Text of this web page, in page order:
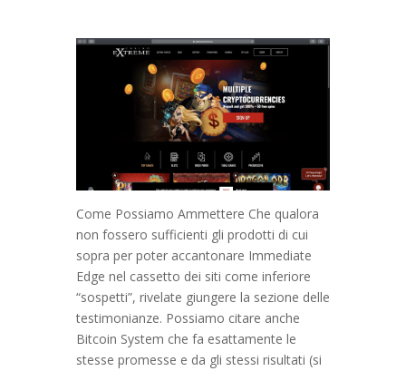
Come Possiamo Ammettere Che qualora
non fossero sufficienti gli prodotti di cui
sopra per poter accantonare Immediate
Edge nel cassetto dei siti come inferiore
“sospetti”, rivelate giungere la sezione delle
testimonianze. Possiamo citare anche
Bitcoin System che fa esattamente le
stesse promesse e da gli stessi risultati (si